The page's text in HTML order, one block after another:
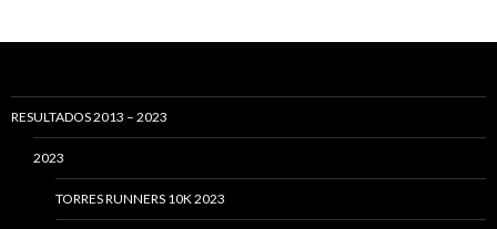
RESULTADOS 2013 – 2023
2023
TORRES RUNNERS 10K 2023